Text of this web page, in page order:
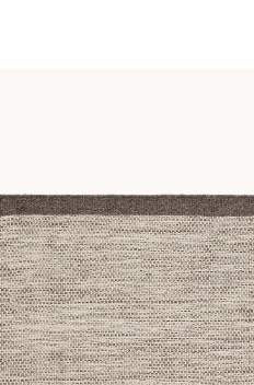
eller liknande
vilket innebär att du